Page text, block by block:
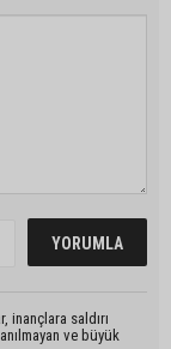
inançlara saldırı
ve büyük